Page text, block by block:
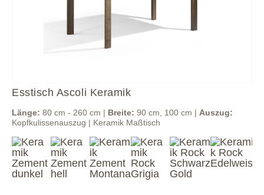
Esstisch Ascoli Keramik
Länge: 80 cm - 260 cm | Breite: 90 cm, 100 cm | Auszug:
Kopfkulissenauszug | Keramik Maßtisch